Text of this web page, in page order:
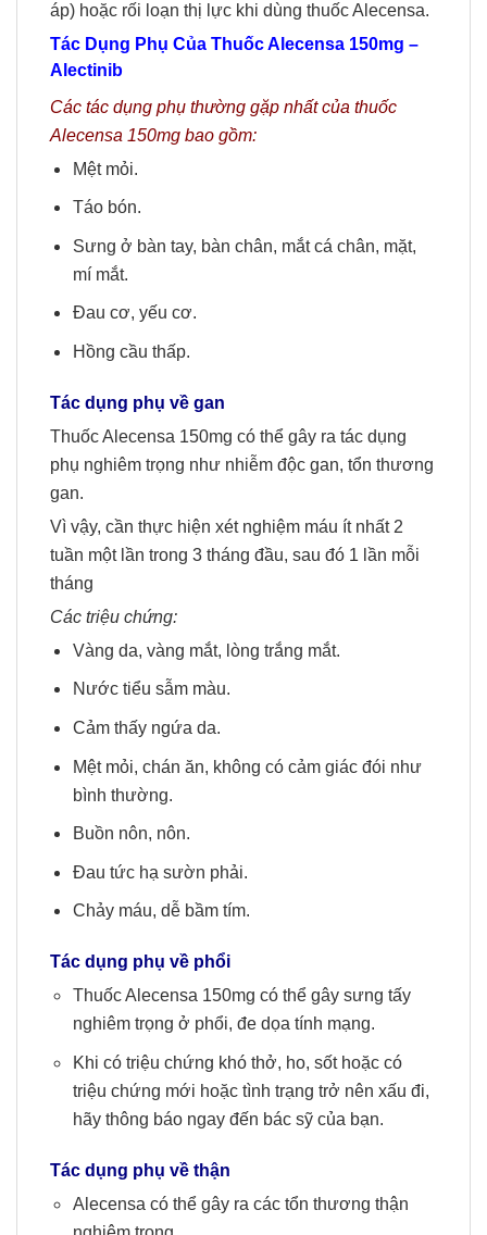
áp) hoặc rối loạn thị lực khi dùng thuốc Alecensa.
Tác Dụng Phụ Của ThuốcAlecensa 150mg –
Alectinib
Các tác dụng phụ thường gặp nhất của thuốc
Alecensa 150mg bao gồm:
Mệt mỏi.
Táo bón.
Sưng ở bàn tay, bàn chân, mắt cá chân, mặt,
mí mắt.
Đau cơ, yếu cơ.
Hồng cầu thấp.
Tác dụng phụ về gan
Thuốc Alecensa 150mg có thể gây ra tác dụng
phụ nghiêm trọng như nhiễm độc gan, tổn thương
gan.
Vì vậy, cần thực hiện xét nghiệm máu ít nhất 2
tuần một lần trong 3 tháng đầu, sau đó 1 lần mỗi
tháng
Các triệu chứng:
Vàng da, vàng mắt, lòng trắng mắt.
Nước tiểu sẫm màu.
Cảm thấy ngứa da.
Mệt mỏi, chán ăn, không có cảm giác đói như
bình thường.
Buồn nôn, nôn.
Đau tức hạ sườn phải.
Chảy máu, dễ bầm tím.
Tác dụng phụ về phổi
Thuốc Alecensa 150mg có thể gây sưng tấy
nghiêm trọng ở phổi, đe dọa tính mạng.
Khi có triệu chứng khó thở, ho, sốt hoặc có
triệu chứng mới hoặc tình trạng trở nên xấu đi,
hãy thông báo ngay đến bác sỹ của bạn.
Tác dụng phụ về thận
Alecensa có thể gây ra các tổn thương thận